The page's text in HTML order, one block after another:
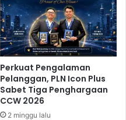
Perkuat Pengalaman
Pelanggan, PLN Icon Plus
Sabet Tiga Penghargaan
CCW 2026
2 minggu lalu